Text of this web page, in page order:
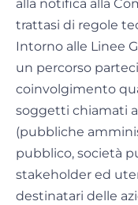
alla notifica alla
trattasi di regole
Intorno alle Linee
un percorso
coinvolgimento
soggetti chiamati
(pubbliche
pubblico, società
stakeholder ed
destinatari delle